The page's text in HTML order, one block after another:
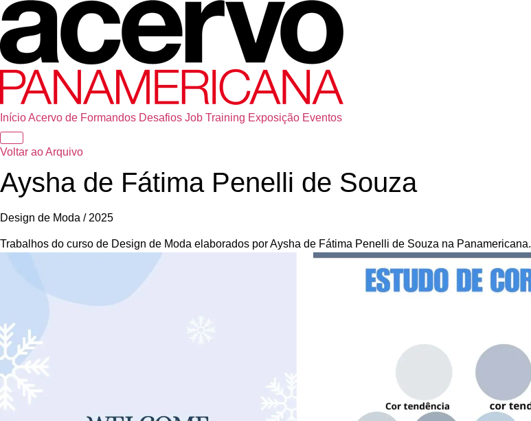
InícioAcervo de Formandos Desafios Job Training Exposição Eventos
Voltar ao Arquivo
Aysha de Fátima Penelli de Souza
Design de Moda / 2025
Trabalhos do curso de Design de Moda elaborados por Aysha de Fátima Penelli de Souza na Panamericana.